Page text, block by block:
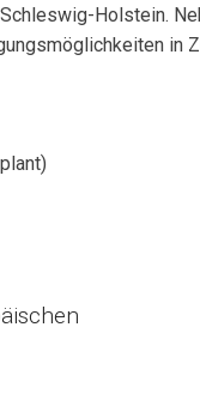
Holstein.
in